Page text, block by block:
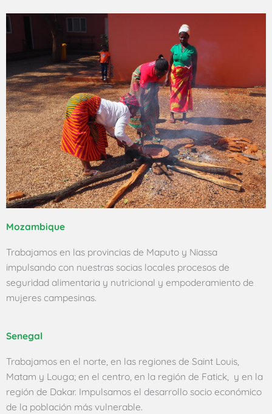
Mozambique
Trabajamos en las provincias de Maputo y Niassa
impulsando con nuestras socias locales procesos de
seguridad alimentaria y nutricional y empoderamiento de
mujeres campesinas.
Senegal
Trabajamos en el norte, en las regiones de Saint Louis,
Matam y Louga; en el centro, en la región de Fatick, y en la
región de Dakar. Impulsamos el desarrollo socio económico
de la población más vulnerable.